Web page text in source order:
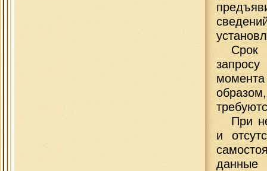
Срок
момента
При
и